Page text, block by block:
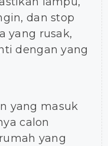
dan stop
yang rusak,
dengan yang
yang masuk
calon
yang